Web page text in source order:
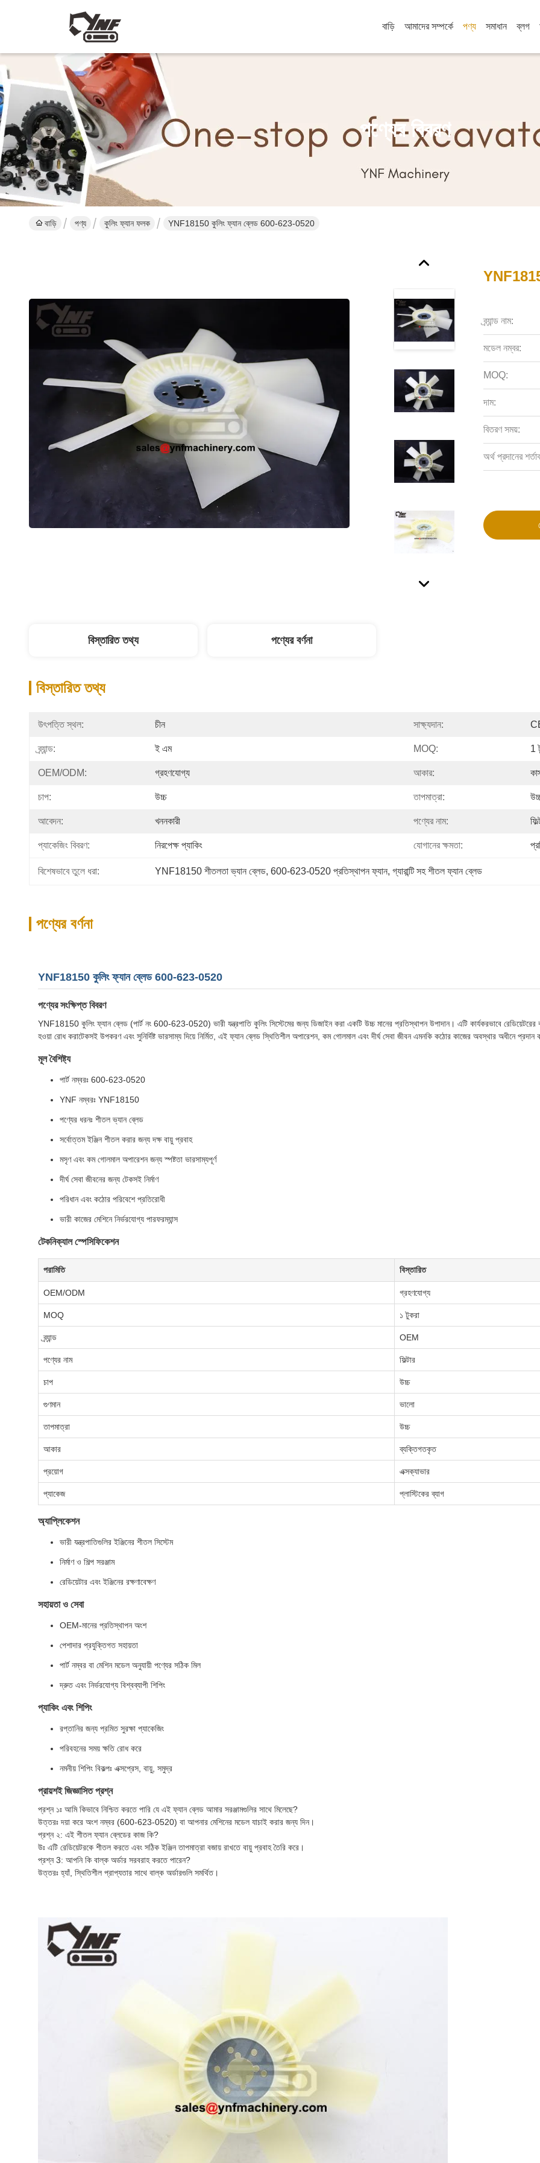
বাড়ি আমাদের সম্পর্কে পণ্য সমাধান ব্লগ
পণ্যের বিবরণ
বাড়ি পণ্য কুলিং ফ্যান ফলক YNF18150 কুলিং ফ্যান ব্লেড 600-623-0520
ব্র্যান্ড নাম:
মডেল নম্বর:
MOQ:
দাম:
বিতরণ সময়:
অর্থ প্রদানের
বিস্তারিত তথ্য পণ্যের বর্ণনা
বিস্তারিত তথ্য
উৎপত্তি স্থল: চীন সাক্ষ্যদান:
ব্র্যান্ড: ই এম MOQ: 1
OEM/ODM: গ্রহণযোগ্য আকার:
চাপ: উচ্চ তাপমাত্রা:
আবেদন: খননকারী পণ্যের নাম:
প্যাকেজিং বিবরণ: নিরপেক্ষ প্যাকিং যোগানের ক্ষমতা:
বিশেষভাবে তুলে ধরা: YNF18150 শীতলতা ভ্যান ব্লেড, 600-623-0520 প্রতিস্থাপন ফ্যান, গ্যারান্টি সহ শীতল ফ্যান ব্লেড
পণ্যের বর্ণনা
YNF18150 কুলিং ফ্যান ব্লেড 600-623-0520
পণ্যের সংক্ষিপ্ত বিবরণ
YNF18150 কুলিং ফ্যান ব্লেড (পার্ট নং 600-623-0520) ভারী যন্ত্রপাতি কুলিং সিস্টেমের জন্য ডিজাইন করা একটি উচ্চ মানের প্রতিস্থাপন উপাদান। এটি কার্যকরভাবে রেডিয়েটরের
হওয়া রোধ করাটেকসই উপকরণ এবং সুনির্দিষ্ট ভারসাম্য দিয়ে নির্মিত, এই ফ্যান ব্লেড স্থিতিশীল অপারেশন, কম গোলমাল এবং দীর্ঘ সেবা জীবন এমনকি কঠোর কাজের অবস্থার অধীনে প্রদান
মূল বৈশিষ্ট্য
পার্ট নম্বরঃ 600-623-0520
YNF নম্বরঃ YNF18150
পণ্যের ধরনঃ শীতল ভ্যান ব্লেড
সর্বোত্তম ইঞ্জিন শীতল করার জন্য দক্ষ বায়ু প্রবাহ
মসৃণ এবং কম গোলমাল অপারেশন জন্য স্পষ্টতা ভারসাম্যপূর্ণ
দীর্ঘ সেবা জীবনের জন্য টেকসই নির্মাণ
পরিধান এবং কঠোর পরিবেশে প্রতিরোধী
ভারী কাজের মেশিনে নির্ভরযোগ্য পারফরম্যান্স
টেকনিক্যাল স্পেসিফিকেশন
পরামিতি বিস্তারিত
OEM/ODM গ্রহণযোগ্য
MOQ ১ টুকরা
ব্র্যান্ড OEM
পণ্যের নাম ফিল্টার
চাপ উচ্চ
গুণমান ভালো
তাপমাত্রা উচ্চ
আকার ব্যক্তিগতকৃত
প্রয়োগ এক্সক্যাভার
প্যাকেজ প্লাস্টিকের ব্যাগ
অ্যাপ্লিকেশন
ভারী যন্ত্রপাতিগুলির ইঞ্জিনের শীতল সিস্টেম
নির্মাণ ও শিল্প সরঞ্জাম
রেডিয়েটার এবং ইঞ্জিনের রক্ষণাবেক্ষণ
সহায়তা ও সেবা
OEM-মানের প্রতিস্থাপন অংশ
পেশাদার প্রযুক্তিগত সহায়তা
পার্ট নম্বর বা মেশিন মডেল অনুযায়ী পণ্যের সঠিক মিল
দ্রুত এবং নির্ভরযোগ্য বিশ্বব্যাপী শিপিং
প্যাকিং এবং শিপিং
রপ্তানির জন্য প্রমিত সুরক্ষা প্যাকেজিং
পরিবহনের সময় ক্ষতি রোধ করে
নমনীয় শিপিং বিকল্পঃ এক্সপ্রেস, বায়ু, সমুদ্র
প্রায়শই জিজ্ঞাসিত প্রশ্ন
প্রশ্ন ১ঃ আমি কিভাবে নিশ্চিত করতে পারি যে এই ফ্যান ব্লেড আমার সরঞ্জামগুলির সাথে মিলেছে?
উত্তরঃ দয়া করে অংশ নম্বর (600-623-0520) বা আপনার মেশিনের মডেল যাচাই করার জন্য দিন।
প্রশ্ন ২: এই শীতল ফ্যান ব্লেডের কাজ কি?
উঃ এটি রেডিয়েটরকে শীতল করতে এবং সঠিক ইঞ্জিন তাপমাত্রা বজায় রাখতে বায়ু প্রবাহ তৈরি করে।
প্রশ্ন 3: আপনি কি বাল্ক অর্ডার সরবরাহ করতে পারেন?
উত্তরঃ হ্যাঁ, স্থিতিশীল প্রাপ্যতার সাথে বাল্ক অর্ডারগুলি সমর্থিত।